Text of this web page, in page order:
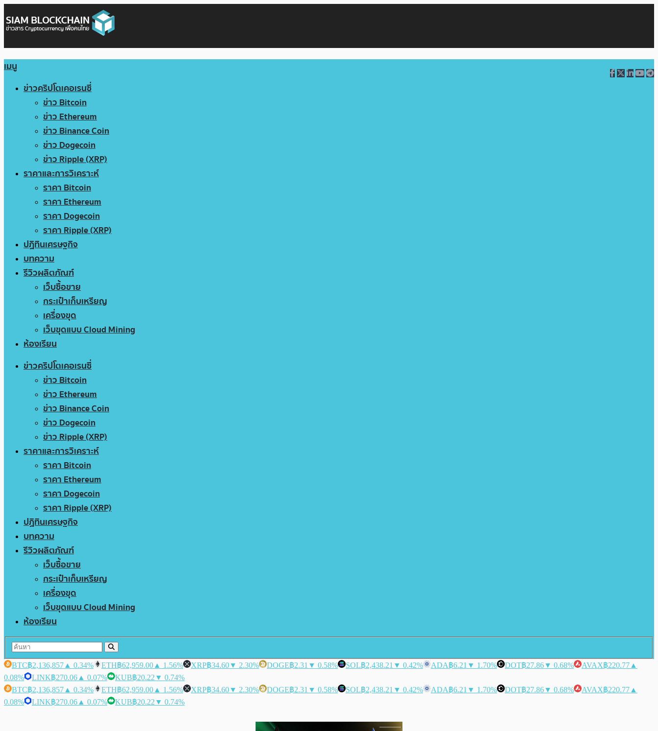
เมนู
ข่าวคริปโตเคอเรนซี่
ข่าว Bitcoin
ข่าว Ethereum
ข่าว Binance Coin
ข่าว Dogecoin
ข่าว Ripple (XRP)
ราคาและการวิเคราะห์
ราคา Bitcoin
ราคา Ethereum
ราคา Dogecoin
ราคา Ripple (XRP)
ปฏิทินเศรษฐกิจ
บทความ
รีวิวผลิตภัณฑ์
เว็บซื้อขาย
กระเป๋าเก็บเหรียญ
เครื่องขุด
เว็บขุดแบบ Cloud Mining
ห้องเรียน
ข่าวคริปโตเคอเรนซี่
ข่าว Bitcoin
ข่าว Ethereum
ข่าว Binance Coin
ข่าว Dogecoin
ข่าว Ripple (XRP)
ราคาและการวิเคราะห์
ราคา Bitcoin
ราคา Ethereum
ราคา Dogecoin
ราคา Ripple (XRP)
ปฏิทินเศรษฐกิจ
บทความ
รีวิวผลิตภัณฑ์
เว็บซื้อขาย
กระเป๋าเก็บเหรียญ
เครื่องขุด
เว็บขุดแบบ Cloud Mining
ห้องเรียน
BTC฿2,136,857 ▲ 0.34% ETH฿62,959.00 ▲ 1.56% XRP฿34.60▼ 2.30% DOGE฿2.31 ▼ 0.58% SOL฿2,438.21 ▼ 0.42% ADA฿6.21 ▼ 1.70% DOT฿27.86▼ 0.68% AVAX฿220.77 ▲
0.08%
LINK฿270.06 ▲ 0.07% KUB฿20.22 ▼ 0.74%
BTC฿2,136,857 ▲ 0.34% ETH฿62,959.00 ▲ 1.56% XRP฿34.60▼ 2.30% DOGE฿2.31 ▼ 0.58% SOL฿2,438.21 ▼ 0.42% ADA฿6.21 ▼ 1.70% DOT฿27.86▼ 0.68% AVAX฿220.77 ▲
0.08%
LINK฿270.06 ▲ 0.07% KUB฿20.22 ▼ 0.74%